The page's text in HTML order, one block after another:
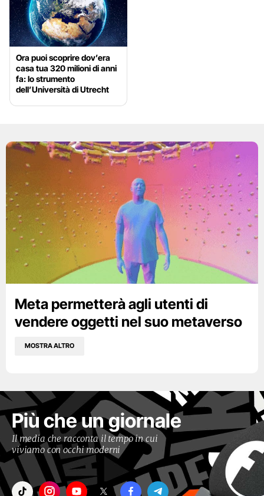
Ora puoi scoprire dov’era
casa tua 320 milioni di anni
fa: lo strumento
dell’Università di Utrecht
Meta permetterà agli utenti di
vendere oggetti nel suo metaverso
MOSTRA ALTRO
Più che un giornale
Il media che racconta il tempo in cui
viviamo con occhi moderni